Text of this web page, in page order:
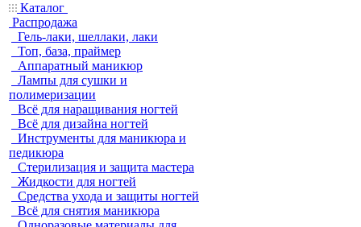
Каталог
Распродажа
Гель-лаки, шеллаки, лаки
Топ, база, праймер
Аппаратный маникюр
Лампы для сушки и
полимеризации
Всё для наращивания ногтей
Всё для дизайна ногтей
Инструменты для маникюра и
педикюра
Стерилизация и защита мастера
Жидкости для ногтей
Средства ухода и защиты ногтей
Всё для снятия маникюра